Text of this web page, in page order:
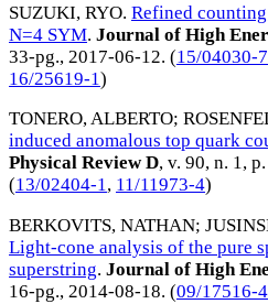
SUZUKI, RYO. Refined
N=4 SYM. Journal of High
33-pg., 2017-06-12. (15/04030-7
16/25619-1)
TONERO, ALBERTO;
induced anomalous top quark
Physical Review D, v. 90, n. 1,
(13/02404-1, 11/11973-4)
BERKOVITS, NATHAN;
Light-cone analysis of the pure
superstring. Journal of High
16-pg., 2014-08-18. (09/17516-4